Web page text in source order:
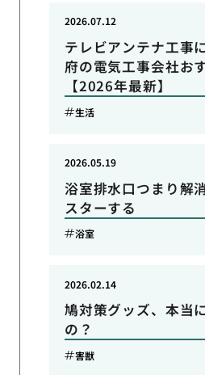
テレビアンテナ工事
府の電気工事会社お
【2026年最新】
2026.07.12
生活
浴室排水口つまり解
スターする
2026.05.19
浴室
鳩対策グッズ、本当
の？
2026.02.14
害獣